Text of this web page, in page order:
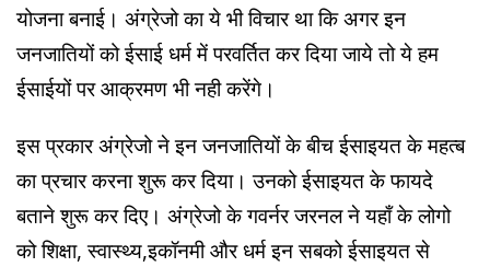
योजना बनाई। अंग्रेजो का ये भी विचार था कि अगर इन
जनजातियों को ईसाई धर्म में परवर्तित कर दिया जाये तो ये हम
ईसाईयों पर आक्रमण भी नही करेंगे।
इस प्रकार अंग्रेजो ने इन जनजातियों के बीच ईसाइयत के महत्ब
का प्रचार करना शुरू कर दिया। उनको ईसाइयत के फायदे
बताने शुरू कर दिए। अंग्रेजो के गवर्नर जरनल ने यहाँ के लोगो
को शिक्षा, स्वास्थ्य,इकॉनमी और धर्म इन सबको ईसाइयत से